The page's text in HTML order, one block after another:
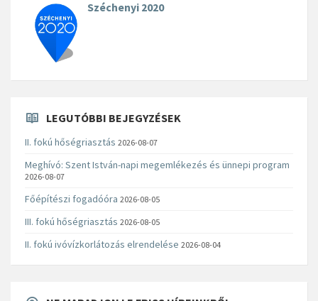
Széchenyi 2020
LEGUTÓBBI BEJEGYZÉSEK
II. fokú hőségriasztás 2026-08-07
Meghívó: Szent István-napi megemlékezés és ünnepi program
2026-08-07
Főépítészi fogadóóra 2026-08-05
III. fokú hőségriasztás 2026-08-05
II. fokú ivóvízkorlátozás elrendelése 2026-08-04